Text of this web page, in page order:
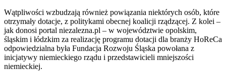
Wątpliwości wzbudzają również powiązania niektórych osób, które
otrzymały dotacje, z politykami obecnej koalicji rządzącej. Z kolei –
jak donosi portal niezalezna.pl – w województwie opolskim,
śląskim i łódzkim za realizację programu dotacji dla branży HoReCa
odpowiedzialna była Fundacja Rozwoju Śląska powołana z
inicjatywy niemieckiego rządu i przedstawicieli mniejszości
niemieckiej.